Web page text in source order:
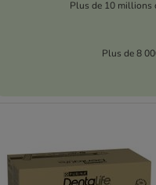
Plus de 10 millions
Plus de 8